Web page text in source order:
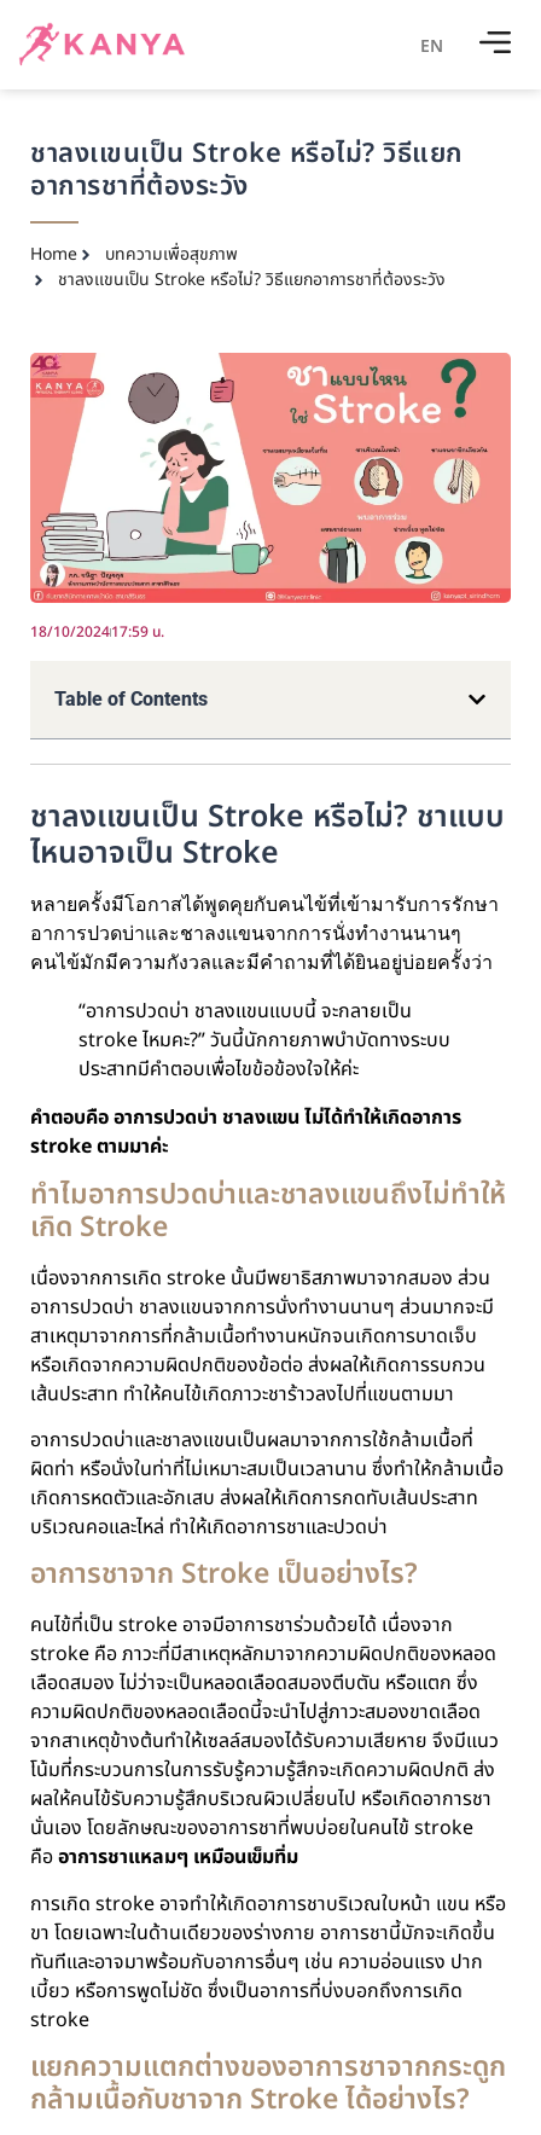
EN
ชาลงเเขนเป็น Stroke หรือไม่? วิธีแยก
อาการชาที่ต้องระวัง
Home
บทความเพื่อสุขภาพ
ชาลงเเขนเป็น Stroke หรือไม่? วิธีแยกอาการชาที่ต้องระวัง
18/10/202417:59 น.
Table of Contents
ชาลงเเขนเป็น Stroke หรือไม่? ชาแบบ
ไหนอาจเป็น Stroke
หลายครั้งมีโอกาสได้พูดคุยกับคนไข้ที่เข้ามารับการรักษา
อาการปวดบ่าและชาลงเเขนจากการนั่งทำงานนานๆ
คนไข้มักมีความกังวลและมีคำถามที่ได้ยินอยู่บ่อยครั้งว่า
“อาการปวดบ่า ชาลงแขนแบบนี้ จะกลายเป็น
stroke ไหมคะ?” วันนี้นักกายภาพบำบัดทางระบบ
ประสาทมีคำตอบเพื่อไขข้อข้องใจให้ค่ะ
คำตอบคือ อาการปวดบ่า ชาลงแขน ไม่ได้ทำให้เกิดอาการ
stroke ตามมาค่ะ
ทำไมอาการปวดบ่าและชาลงแขนถึงไม่ทำให้
เกิด Stroke
เนื่องจากการเกิด stroke นั้นมีพยาธิสภาพมาจากสมอง ส่วน
อาการปวดบ่า ชาลงแขนจากการนั่งทำงานนานๆ ส่วนมากจะมี
สาเหตุมาจากการที่กล้ามเนื้อทำงานหนักจนเกิดการบาดเจ็บ
หรือเกิดจากความผิดปกติของข้อต่อ ส่งผลให้เกิดการรบกวน
เส้นประสาท ทำให้คนไข้เกิดภาวะชาร้าวลงไปที่แขนตามมา
อาการปวดบ่าและชาลงแขนเป็นผลมาจากการใช้กล้ามเนื้อที่
ผิดท่า หรือนั่งในท่าที่ไม่เหมาะสมเป็นเวลานาน ซึ่งทำให้กล้ามเนื้อ
เกิดการหดตัวและอักเสบ ส่งผลให้เกิดการกดทับเส้นประสาท
บริเวณคอและไหล่ ทำให้เกิดอาการชาและปวดบ่า
อาการชาจาก Stroke เป็นอย่างไร?
คนไข้ที่เป็น stroke อาจมีอาการชาร่วมด้วยได้ เนื่องจาก
stroke คือ ภาวะที่มีสาเหตุหลักมาจากความผิดปกติของหลอด
เลือดสมอง ไม่ว่าจะเป็นหลอดเลือดสมองตีบตัน หรือแตก ซึ่ง
ความผิดปกติของหลอดเลือดนี้จะนำไปสู่ภาวะสมองขาดเลือด
จากสาเหตุข้างต้นทำให้เซลล์สมองได้รับความเสียหาย จึงมีแนว
โน้มที่กระบวนการในการรับรู้ความรู้สึกจะเกิดความผิดปกติ ส่ง
ผลให้คนไข้รับความรู้สึกบริเวณผิวเปลี่ยนไป หรือเกิดอาการชา
นั่นเอง โดยลักษณะของอาการชาที่พบบ่อยในคนไข้ stroke
คืออาการชาแหลมๆ เหมือนเข็มทิ่ม
การเกิด stroke อาจทำให้เกิดอาการชาบริเวณใบหน้า แขน หรือ
ขา โดยเฉพาะในด้านเดียวของร่างกาย อาการชานี้มักจะเกิดขึ้น
ทันทีและอาจมาพร้อมกับอาการอื่นๆ เช่น ความอ่อนแรง ปาก
เบี้ยว หรือการพูดไม่ชัด ซึ่งเป็นอาการที่บ่งบอกถึงการเกิด
stroke
แยกความแตกต่างของอาการชาจากกระดูก
กล้ามเนื้อกับชาจาก Stroke ได้อย่างไร?